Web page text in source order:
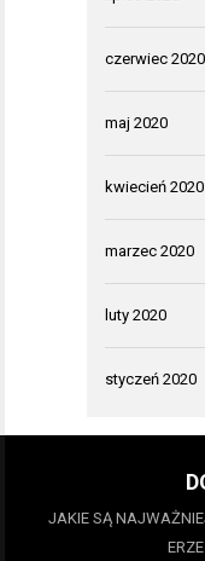
czerwiec 2020
maj 2020
kwiecień 2020
marzec 2020
luty 2020
styczeń 2020
JAKIE SĄ